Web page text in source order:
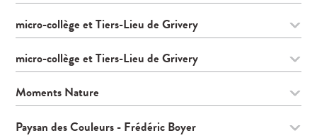
micro-collège et Tiers-Lieu de Grivery
micro-collège et Tiers-Lieu de Grivery
Moments Nature
Paysan des Couleurs - Frédéric Boyer